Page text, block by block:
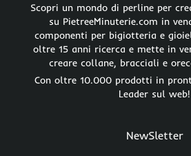
Scopri un mondo di perline per
su PietreeMinuterie.com in
componenti per bigiotteria e
oltre 15 anni ricerca e mette in
creare collane, bracciali e
Con oltre 10.000 prodotti in
Leader sul web!
NewSletter